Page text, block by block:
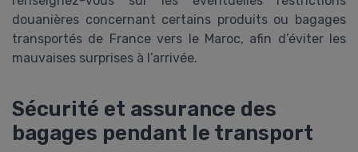
douanières concernant certains produits ou bagages
transportés de France vers le Maroc, afin d’éviter les
mauvaises surprises à l’arrivée.
Sécurité et assurance des
bagages pendant le transport